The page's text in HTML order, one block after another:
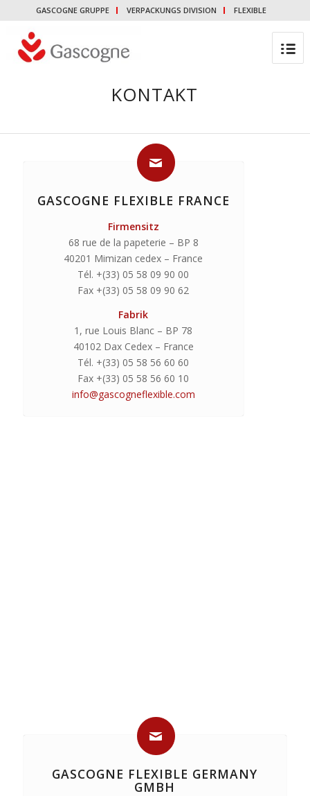
GASCOGNE GRUPPE VERPACKUNGS DIVISION FLEXIBLE
KONTAKT
GASCOGNE FLEXIBLE FRANCE
Firmensitz
68 rue de la papeterie – BP 8
40201 Mimizan cedex – France
Tél. +(33) 05 58 09 90 00
Fax +(33) 05 58 09 90 62
Fabrik
1, rue Louis Blanc – BP 78
40102 Dax Cedex – France
Tél. +(33) 05 58 56 60 60
Fax +(33) 05 58 56 60 10
info@gascogneflexible.com
GASCOGNE FLEXIBLE GERMANY
GMBH